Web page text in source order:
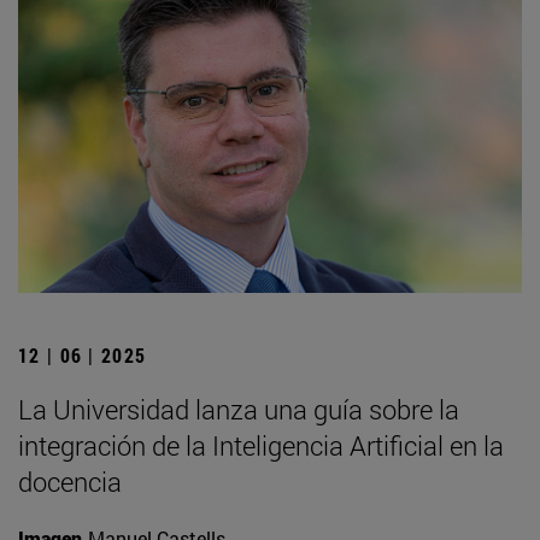
12 | 06 | 2025
La Universidad lanza una guía sobre la
integración de la Inteligencia Artificial en la
docencia